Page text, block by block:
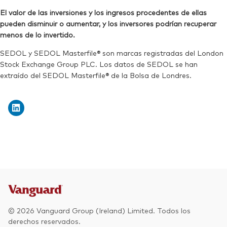
SEDOL:B7NLLH2
Ticker de cotización:VWRL
ISIN:IE00B3RBWM25
Reuters:VWRD.L
SEDOL: B6QBHM9
Ticker de cotización:VWRD
El valor de las inversiones y los ingresos procedentes de ellas
pueden disminuir o aumentar, y los inversores podrían recuperar
menos de lo invertido.
SEDOL y SEDOL Masterfile® son marcas registradas del London
Stock Exchange Group PLC. Los datos de SEDOL se han
extraído del SEDOL Masterfile® de la Bolsa de Londres.
© 2026 Vanguard Group (Ireland) Limited. Todos los
derechos reservados.